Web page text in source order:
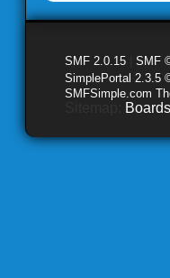
SMF 2.0.15 SMF
SimplePortal 2.3.5
SMFSimple.com
Boards